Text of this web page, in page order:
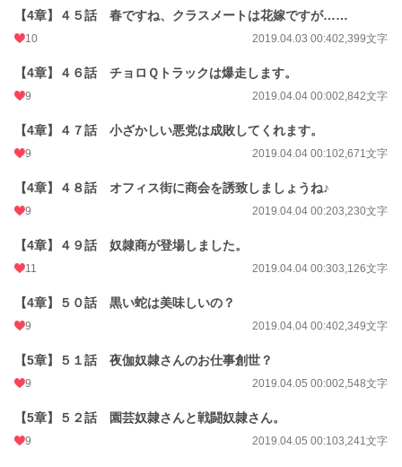
【4章】４５話 春ですね、クラスメートは花嫁ですが……
10 2019.04.03 00:402,399文字
【4章】４６話 チョロＱトラックは爆走します。
9 2019.04.04 00:002,842文字
【4章】４７話 小ざかしい悪党は成敗してくれます。
9 2019.04.04 00:102,671文字
【4章】４８話 オフィス街に商会を誘致しましょうね♪
9 2019.04.04 00:203,230文字
【4章】４９話 奴隷商が登場しました。
11 2019.04.04 00:303,126文字
【4章】５０話 黒い蛇は美味しいの？
9 2019.04.04 00:402,349文字
【5章】５１話 夜伽奴隷さんのお仕事創世？
9 2019.04.05 00:002,548文字
【5章】５２話 園芸奴隷さんと戦闘奴隷さん。
9 2019.04.05 00:103,241文字